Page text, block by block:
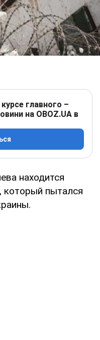
главного –
на OBOZ.UA в
находится
который пытался